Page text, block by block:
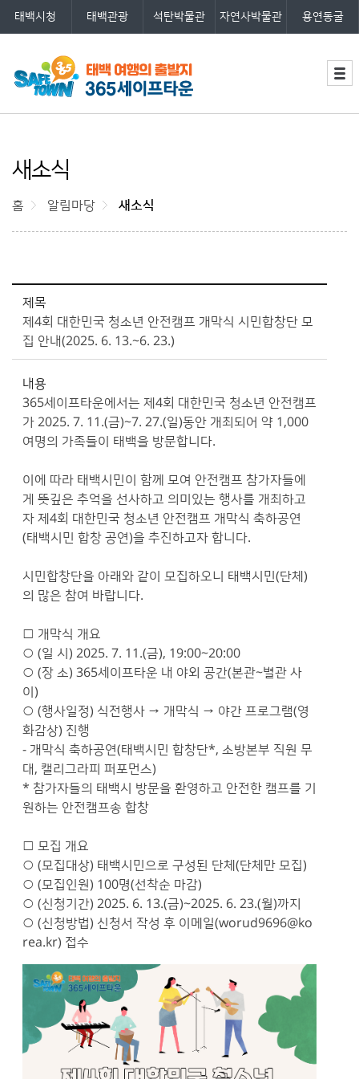
태백시청 태백관광 석탄박물관 자연사박물관 용연동굴
세계최초 안전체험테마파크 365세
이프타운 로고
주메뉴
새소식
홈 알림마당 새소식
제목
제4회 대한민국 청소년 안전캠프 개막식 시민합창단 모
집 안내(2025. 6. 13.~6. 23.)
내용
365세이프타운에서는 제4회 대한민국 청소년 안전캠프
가 2025. 7. 11.(금)~7. 27.(일)동안 개최되어 약 1,000
여명의 가족들이 태백을 방문합니다.
이에 따라 태백시민이 함께 모여 안전캠프 참가자들에
게 뜻깊은 추억을 선사하고 의미있는 행사를 개최하고
자 제4회 대한민국 청소년 안전캠프 개막식 축하공연
(태백시민 합창 공연)을 추진하고자 합니다.
시민합창단을 아래와 같이 모집하오니 태백시민(단체)
의 많은 참여 바랍니다.
□ 개막식 개요
○ (일 시) 2025. 7. 11.(금), 19:00~20:00
○ (장 소) 365세이프타운 내 야외 공간(본관~별관 사
이)
○ (행사일정) 식전행사 → 개막식 → 야간 프로그램(영
화감상) 진행
- 개막식 축하공연(태백시민 합창단*, 소방본부 직원 무
대, 캘리그라피 퍼포먼스)
* 참가자들의 태백시 방문을 환영하고 안전한 캠프를 기
원하는 안전캠프송 합창
□ 모집 개요
○ (모집대상) 태백시민으로 구성된 단체(단체만 모집)
○ (모집인원) 100명(선착순 마감)
○ (신청기간) 2025. 6. 13.(금)~2025. 6. 23.(월)까지
○ (신청방법) 신청서 작성 후 이메일(worud9696@ko
rea.kr) 접수